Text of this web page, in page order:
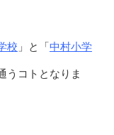
校 」と「 中村小学
うコトとなりま